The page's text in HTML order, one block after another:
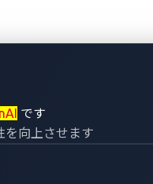
です
を向上させます
クトロ
ーセキ